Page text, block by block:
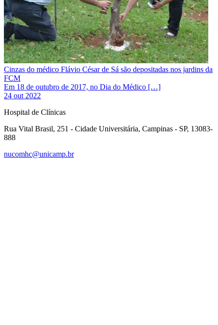
Cinzas do médico Flávio César de Sá são depositadas nos jardins da
FCM
Em 18 de outubro de 2017, no Dia do Médico […]
24 out 2022
Hospital de Clínicas
Rua Vital Brasil, 251 - Cidade Universitária, Campinas - SP, 13083-
888
nucomhc@unicamp.br